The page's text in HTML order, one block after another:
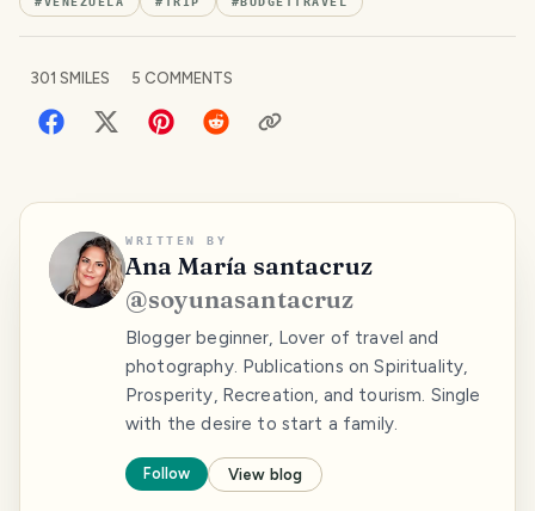
301 SMILES 5 COMMENTS
WRITTEN BY
Ana María santacruz
@soyunasantacruz
Blogger beginner, Lover of travel and
photography. Publications on Spirituality,
Prosperity, Recreation, and tourism. Single
with the desire to start a family.
Follow View blog